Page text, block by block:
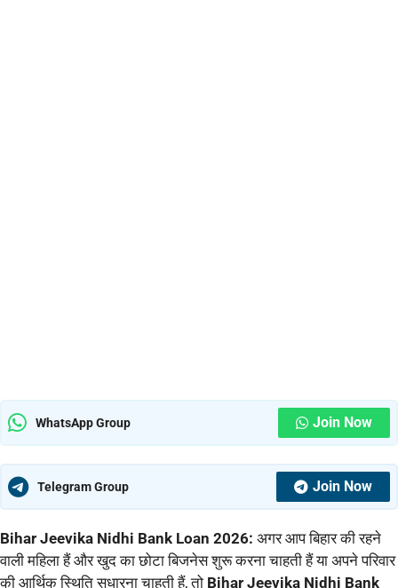
WhatsApp Group Join Now
Telegram Group Join Now
Bihar Jeevika Nidhi Bank Loan 2026: अगर आप बिहार की रहने
वाली महिला हैं और खुद का छोटा बिजनेस शुरू करना चाहती हैं या अपने परिवार
की आर्थिक स्थिति सुधारना चाहती हैं, तो Bihar Jeevika Nidhi Bank